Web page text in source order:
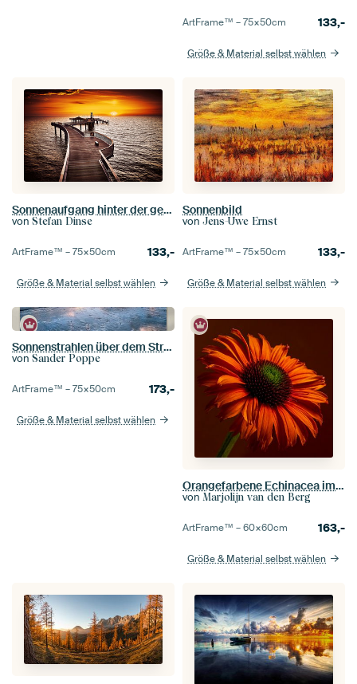
ArtFrame™ –75×50cm 133,-
Größe & Material selbst wählen
Sonnenaufgang hinter der geschwungenen Seebrücke Koserow auf der Insel Usedom in goldenem Ton getaucht
von Stefan Dinse
ArtFrame™ –75×50cm 133,-
Größe & Material selbst wählen
Sonnenbild
von Jens-Uwe Ernst
ArtFrame™ –75×50cm 133,-
Größe & Material selbst wählen
Sonnenstrahlen über dem Strand von Dishoek
von Sander Poppe
ArtFrame™ –75×50cm 173,-
Größe & Material selbst wählen
Orangefarbene Echinacea im Licht: Warme Herbstfarben
von Marjolijn van den Berg
ArtFrame™ –60×60cm 163,-
Größe & Material selbst wählen